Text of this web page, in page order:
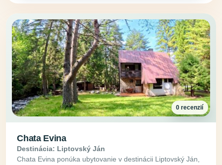
0 recenzií
Chata Evina
Destinácia: Liptovský Ján
Chata Evina ponúka ubytovanie v destinácii Liptovský Ján,